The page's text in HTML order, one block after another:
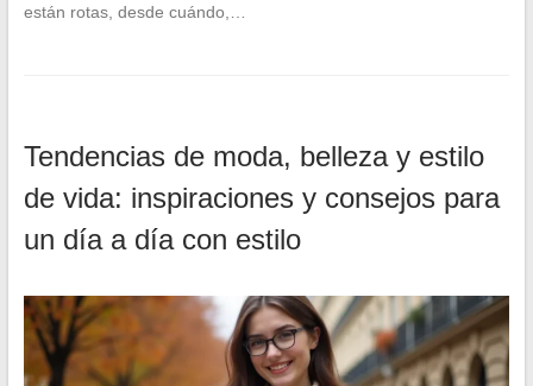
están rotas, desde cuándo,…
Tendencias de moda, belleza y estilo
de vida: inspiraciones y consejos para
un día a día con estilo